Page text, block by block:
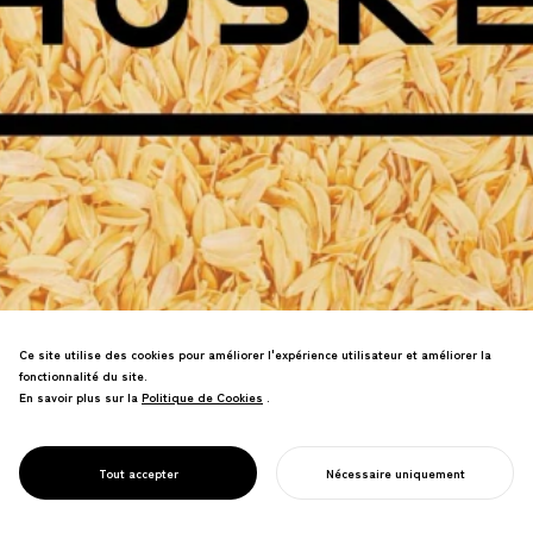
PROJECT
HUSKEY
développement en matière de design et
de propriété intellectuelle.
Ce site utilise des cookies pour améliorer l'expérience utilisateur et améliorer la
fonctionnalité du site.
En savoir plus sur la Politique de Cookies
Politique de Cookies .
Tout accepter Nécessaire uniquement